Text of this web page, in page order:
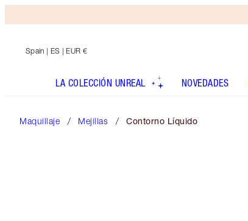
Spain | ES | EUR €
LA COLECCIÓN UNREAL NOVEDADES
Maquillaje Mejillas Contorno Líquido